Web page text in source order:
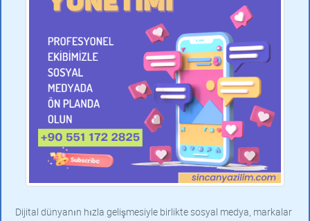
Dijital dünyanın hızla gelişmesiyle birlikte sosyal medya, markalar